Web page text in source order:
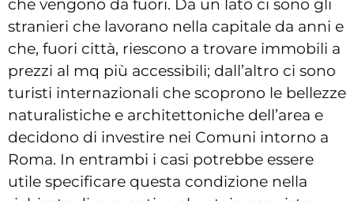
che vengono da fuori. Da un lato ci sono gli
stranieri che lavorano nella capitale da anni e
che, fuori città, riescono a trovare immobili a
prezzi al mq più accessibili; dall’altro ci sono
turisti internazionali che scoprono le bellezze
naturalistiche e architettoniche dell’area e
decidono di investire nei Comuni intorno a
Roma. In entrambi i casi potrebbe essere
utile specificare questa condizione nella